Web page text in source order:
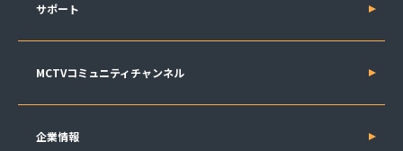
サポート
MCTVコミュニティチャンネル
企業情報